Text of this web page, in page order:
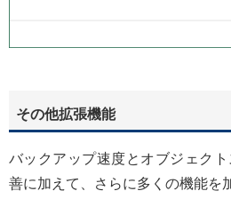
その他拡張機能
バックアップ速度とオブジェク
善に加えて、さらに多くの機能を